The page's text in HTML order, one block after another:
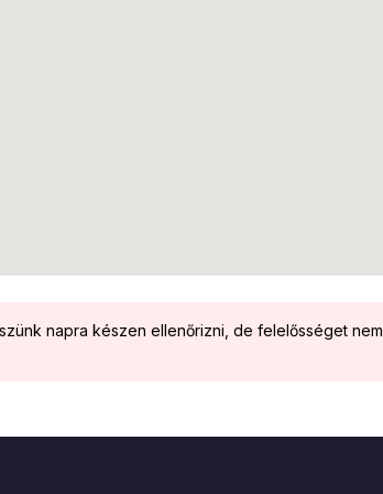
napra készen ellenőrizni, de felelősséget nem